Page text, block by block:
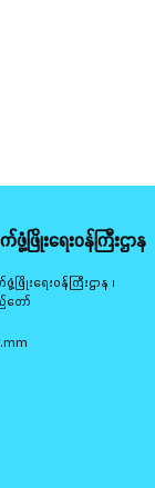
ဖြိုးရေးဝန်ကြီးဌာန
ြိုးရေးဝန်ကြီးဌာန ၊
တော်